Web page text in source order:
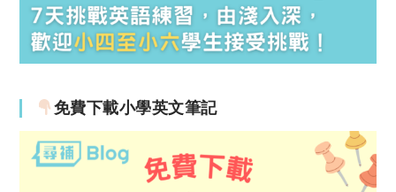
免費下載小學英文筆記